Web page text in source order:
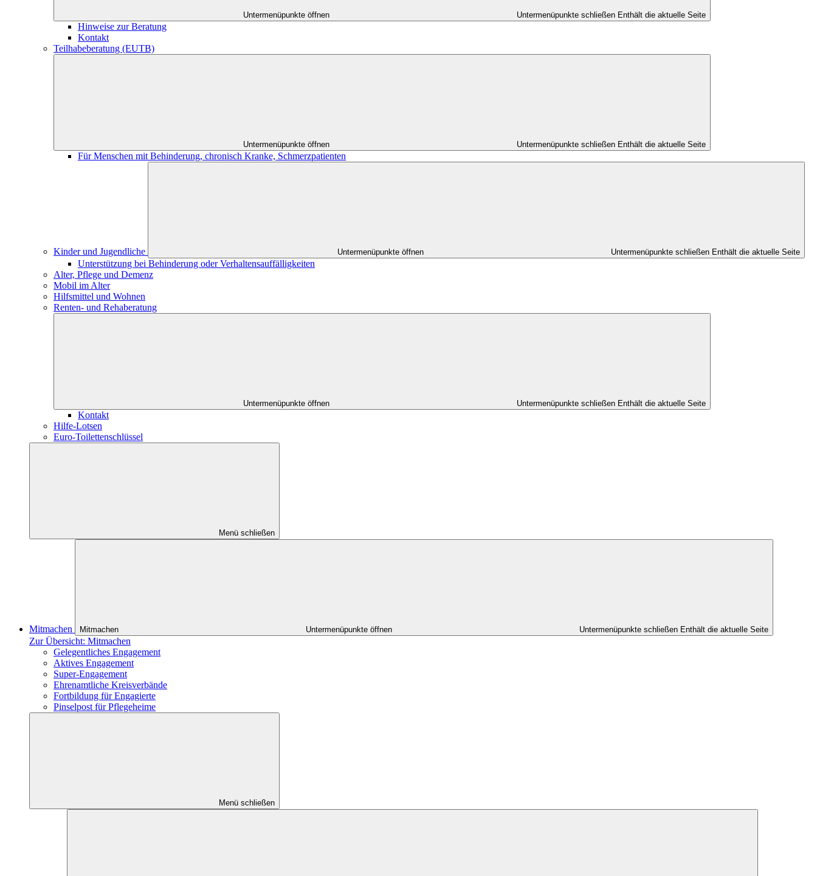
Untermenüpunkte öffnen Untermenüpunkte schließen Enthält die aktuelle Seite
Hinweise zur Beratung
Kontakt
Teilhabeberatung (EUTB)
Untermenüpunkte öffnen Untermenüpunkte schließen Enthält die aktuelle Seite
Für Menschen mit Behinderung, chronisch Kranke, Schmerzpatienten
Kinder und Jugendliche Untermenüpunkte öffnen Untermenüpunkte schließen Enthält die aktuelle Seite
Unterstützung bei Behinderung oder Verhaltensauffälligkeiten
Alter, Pflege und Demenz
Mobil im Alter
Hilfsmittel und Wohnen
Renten- und Rehaberatung
Untermenüpunkte öffnen Untermenüpunkte schließen Enthält die aktuelle Seite
Kontakt
Hilfe-Lotsen
Euro-Toilettenschlüssel
Menü schließen
Mitmachen Mitmachen Untermenüpunkte öffnen Untermenüpunkte schließen Enthält die aktuelle Seite
Zur Übersicht: Mitmachen
Gelegentliches Engagement
Aktives Engagement
Super-Engagement
Ehrenamtliche Kreisverbände
Fortbildung für Engagierte
Pinselpost für Pflegeheime
Menü schließen